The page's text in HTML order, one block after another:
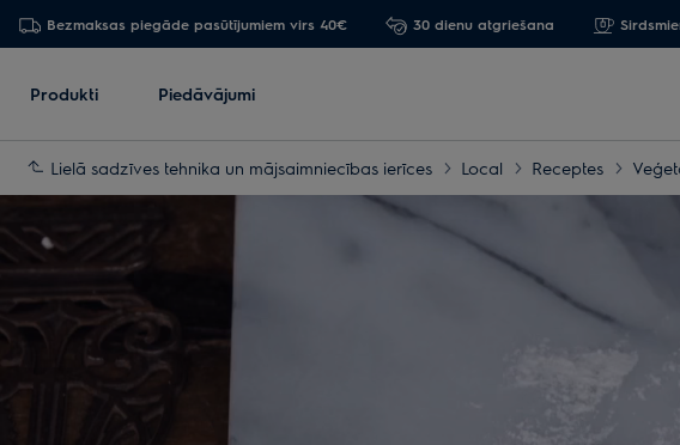
Bezmaksas piegāde pasūtījumiem virs 40€ 30 dienu atgriešana
Produkti Piedāvājumi
Lielā sadzīves tehnika un mājsaimniecības ierīces Local Receptes